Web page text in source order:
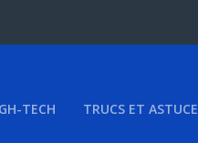
TECH TRUCS ET